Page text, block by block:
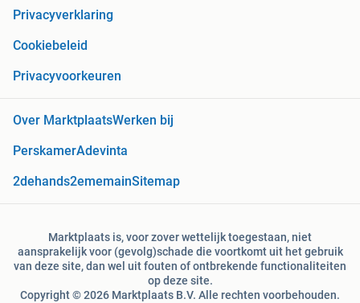
Privacyverklaring
Cookiebeleid
Privacyvoorkeuren
Over MarktplaatsWerken bij
PerskamerAdevinta
2dehands2ememainSitemap
Marktplaats is, voor zover wettelijk toegestaan, niet
aansprakelijk voor (gevolg)schade die voortkomt uit het gebruik
van deze site, dan wel uit fouten of ontbrekende functionaliteiten
op deze site.
Copyright © 2026 Marktplaats B.V. Alle rechten voorbehouden.